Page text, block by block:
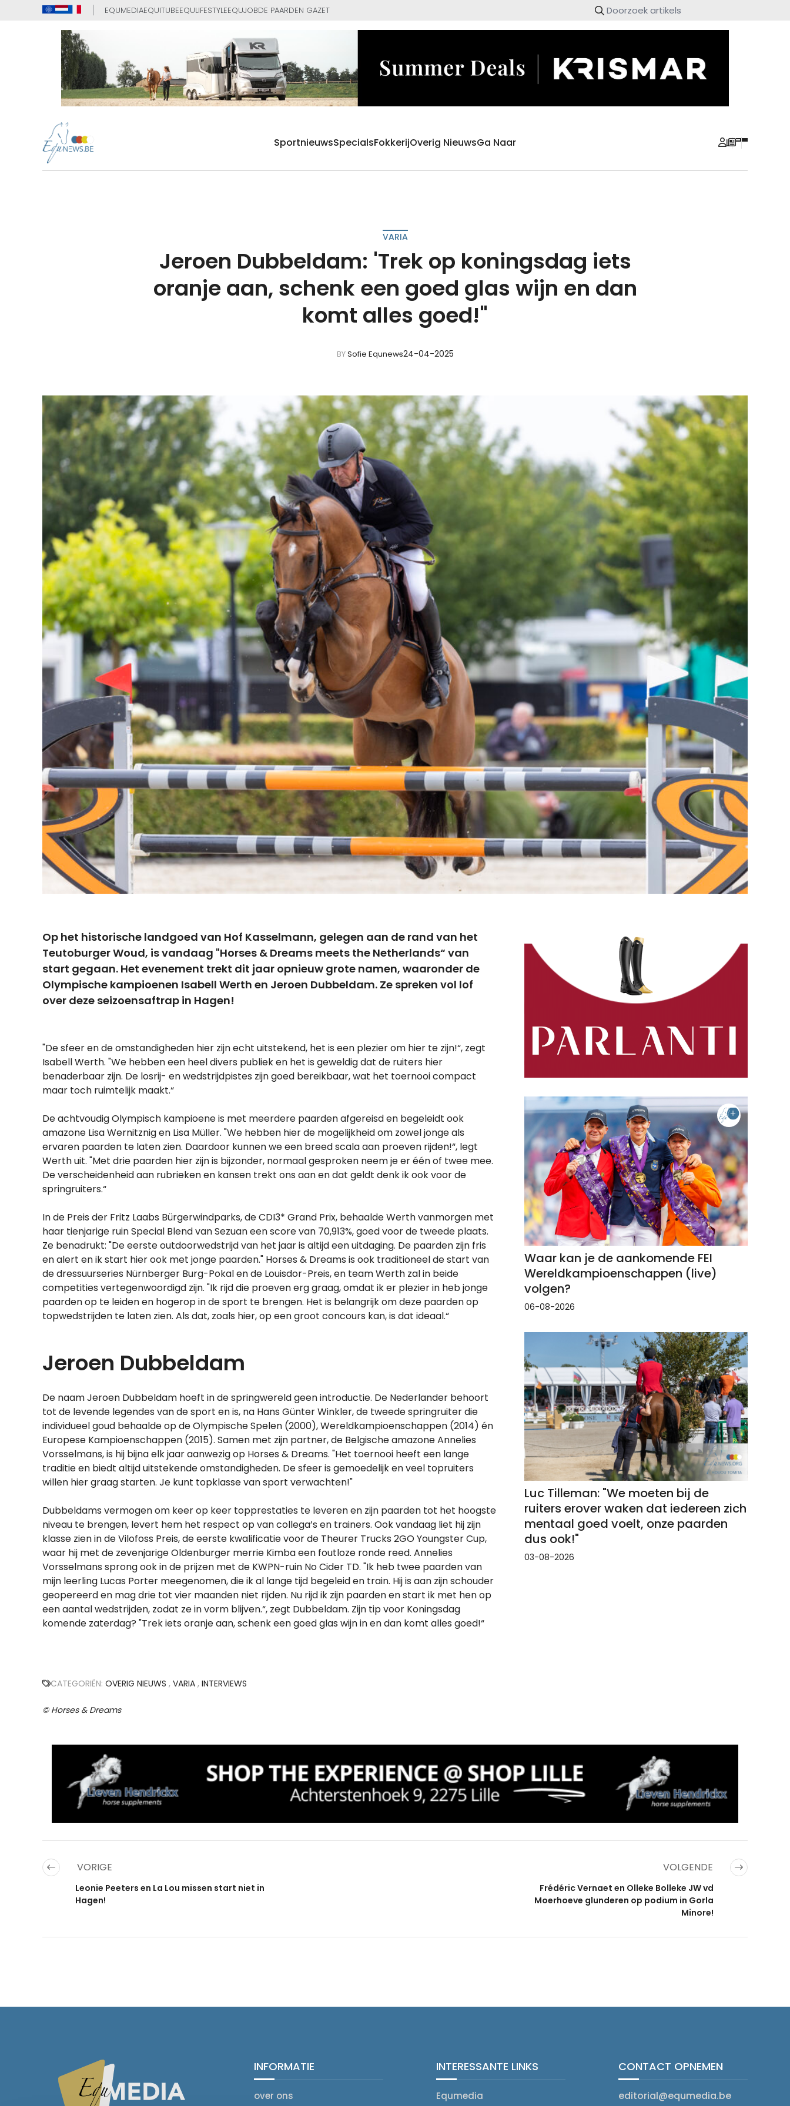
EQUMEDIAEQUITUBEEQULIFESTYLEEQUJOBDE PAARDEN GAZET
SportnieuwsSpecialsFokkerijOverig NieuwsGa Naar
VARIA
Jeroen Dubbeldam: 'Trek op koningsdag iets
oranje aan, schenk een goed glas wijn en dan
komt alles goed!"
BYSofie Equnews24-04-2025
Op het historische landgoed van Hof Kasselmann, gelegen aan de rand van het
Teutoburger Woud, is vandaag "Horses & Dreams meets the Netherlands“ van
start gegaan. Het evenement trekt dit jaar opnieuw grote namen, waaronder de
Olympische kampioenen Isabell Werth en Jeroen Dubbeldam. Ze spreken vol lof
over deze seizoensaftrap in Hagen!
"De sfeer en de omstandigheden hier zijn echt uitstekend, het is een plezier om hier te zijn!“, zegt
Isabell Werth. "We hebben een heel divers publiek en het is geweldig dat de ruiters hier
benaderbaar zijn. De losrij- en wedstrijdpistes zijn goed bereikbaar, wat het toernooi compact
maar toch ruimtelijk maakt.“
De achtvoudig Olympisch kampioene is met meerdere paarden afgereisd en begeleidt ook
amazone Lisa Wernitznig en Lisa Müller. "We hebben hier de mogelijkheid om zowel jonge als
ervaren paarden te laten zien. Daardoor kunnen we een breed scala aan proeven rijden!“, legt
Werth uit. "Met drie paarden hier zijn is bijzonder, normaal gesproken neem je er één of twee mee.
De verscheidenheid aan rubrieken en kansen trekt ons aan en dat geldt denk ik ook voor de
springruiters.“
In de Preis der Fritz Laabs Bürgerwindparks, de CDI3* Grand Prix, behaalde Werth vanmorgen met
haar tienjarige ruin Special Blend van Sezuan een score van 70,913%, goed voor de tweede plaats.
Ze benadrukt: "De eerste outdoorwedstrijd van het jaar is altijd een uitdaging. De paarden zijn fris
en alert en ik start hier ook met jonge paarden." Horses & Dreams is ook traditioneel de start van
de dressuurseries Nürnberger Burg-Pokal en de Louisdor-Preis, en team Werth zal in beide
competities vertegenwoordigd zijn. "Ik rijd die proeven erg graag, omdat ik er plezier in heb jonge
paarden op te leiden en hogerop in de sport te brengen. Het is belangrijk om deze paarden op
topwedstrijden te laten zien. Als dat, zoals hier, op een groot concours kan, is dat ideaal.“
Jeroen Dubbeldam
De naam Jeroen Dubbeldam hoeft in de springwereld geen introductie. De Nederlander behoort
tot de levende legendes van de sport en is, na Hans Günter Winkler, de tweede springruiter die
individueel goud behaalde op de Olympische Spelen (2000), Wereldkampioenschappen (2014) én
Europese Kampioenschappen (2015). Samen met zijn partner, de Belgische amazone Annelies
Vorsselmans, is hij bijna elk jaar aanwezig op Horses & Dreams. "Het toernooi heeft een lange
traditie en biedt altijd uitstekende omstandigheden. De sfeer is gemoedelijk en veel topruiters
willen hier graag starten. Je kunt topklasse van sport verwachten!"
Dubbeldams vermogen om keer op keer topprestaties te leveren en zijn paarden tot het hoogste
niveau te brengen, levert hem het respect op van collega’s en trainers. Ook vandaag liet hij zijn
klasse zien in de Vilofoss Preis, de eerste kwalificatie voor de Theurer Trucks 2GO Youngster Cup,
waar hij met de zevenjarige Oldenburger merrie Kimba een foutloze ronde reed. Annelies
Vorsselmans sprong ook in de prijzen met de KWPN-ruin No Cider TD. "Ik heb twee paarden van
mijn leerling Lucas Porter meegenomen, die ik al lange tijd begeleid en train. Hij is aan zijn schouder
geopereerd en mag drie tot vier maanden niet rijden. Nu rijd ik zijn paarden en start ik met hen op
een aantal wedstrijden, zodat ze in vorm blijven.“, zegt Dubbeldam. Zijn tip voor Koningsdag
komende zaterdag? "Trek iets oranje aan, schenk een goed glas wijn in en dan komt alles goed!“
Waar kan je de aankomende FEI
Wereldkampioenschappen (live)
volgen?
06-08-2026
Luc Tilleman: "We moeten bij de
ruiters erover waken dat iedereen zich
mentaal goed voelt, onze paarden
dus ook!"
03-08-2026
CATEGORIËN: OVERIG NIEUWS , VARIA , INTERVIEWS
© Horses & Dreams
VORIGE
Leonie Peeters en La Lou missen start niet in
Hagen!
VOLGENDE
Frédéric Vernaet en Olleke Bolleke JW vd
Moerhoeve glunderen op podium in Gorla
Minore!
INFORMATIE
over ons
INTERESSANTE LINKS
Equmedia
CONTACT OPNEMEN
editorial@equmedia.be